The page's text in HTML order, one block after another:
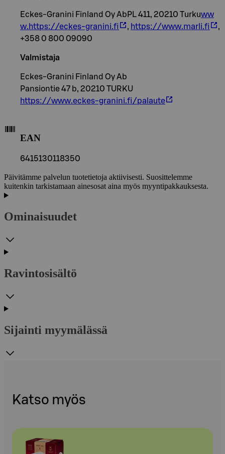
Eckes-Granini Finland Oy AbPL 411, 20210 Turkuww
w.https://eckes-granini.fi
, https://www.marli.fi
,
+358 0 800 09090
Valmistaja
Eckes-Granini Finland Oy Ab
Pansiontie 47 b, 20210 TURKU
https://www.eckes-granini.fi/palaute
EAN
6415130118350
Päivitämme palvelun tuotetietoja aktiivisesti. Suosittelemme
kuitenkin tarkistamaan ainesosat aina myös myyntipakkauksesta.
Ominaisuudet
Ravintosisältö
Sijainti myymälässä
Katso myös